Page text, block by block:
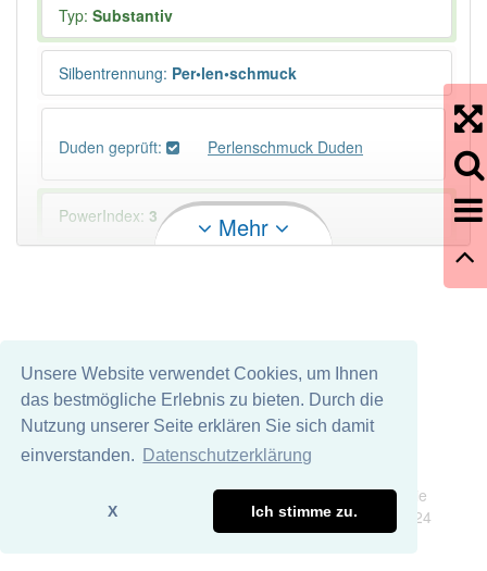
Unsere Website verwendet Cookies, um Ihnen
das bestmögliche Erlebnis zu bieten. Durch die
Nutzung unserer Seite erklären Sie sich damit
einverstanden.
Datenschutzerklärung
X Ich stimme zu.
Typ: Substantiv
Silbentrennung: Per•len•schmuck
Duden geprüft: Perlenschmuck Duden
PowerIndex: 3
Wörter mit Endung -perlenschmuckaber mit einem
anderen Artikelder: 0
99% unserer Spielapp-Nutzer haben den Artikel
Mehr
Wir übernehmen keine Garantie und keine Haftung für die
Richtigkeit und Vollständigkeit dieser Seite. DDDEasy 2024